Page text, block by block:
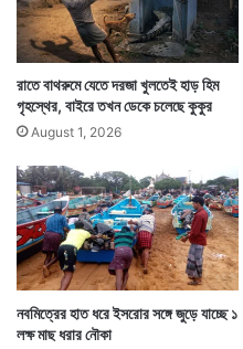
চিকিৎসকের বুঝতে অসুবিধা
বলছেন। চিকিৎসক এও জানান
ওই মহিলা অসহ্য হয়েই এমনটা
রাতে বাথরুমে যেতে দরজা খুলতেই হাড় হিম
গৃহস্থের, বাইরে তখন ডেকে চলেছে কুকুর
August 1, 2026
নবমিত্রের হাত ধরে ইসরোর সঙ্গে জুড়ে যাচ্ছে ১
লক্ষ মাছ ধরার নৌকা